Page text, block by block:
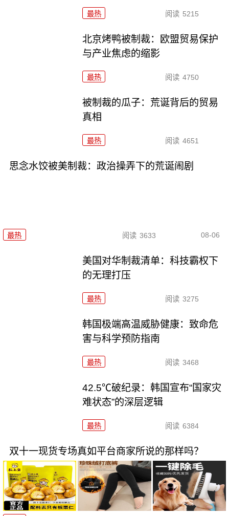
最热 阅读 5215
北京烤鸭被制裁：欧盟贸易保护
与产业焦虑的缩影
最热 阅读 4750
被制裁的瓜子：荒诞背后的贸易
真相
最热 阅读 4651
思念水饺被美制裁：政治操弄下的荒诞闹剧
最热 阅读 3633 08-06
美国对华制裁清单：科技霸权下
的无理打压
最热 阅读 3275
韩国极端高温威胁健康：致命危
害与科学预防指南
最热 阅读 3468
42.5℃破纪录：韩国宣布“国家灾
难状态”的深层逻辑
最热 阅读 6384
双十一现货专场真如平台商家所说的那样吗？